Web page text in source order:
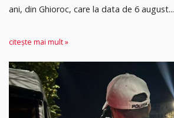
ani, din Ghioroc, care la data de 6 august...
citește mai mult »